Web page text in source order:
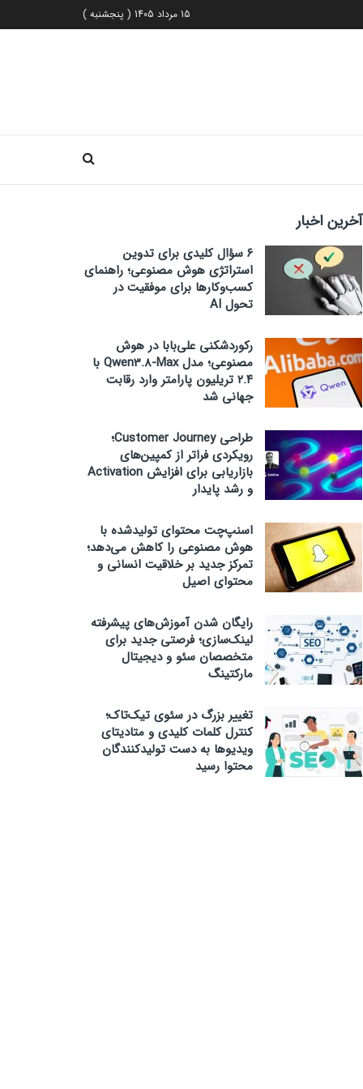
15 مرداد 1405 ( پنجشنبه )
آخرین اخبار
۶ سؤال کلیدی برای تدوین
استراتژی هوش مصنوعی؛ راهنمای
کسب‌وکارها برای موفقیت در
تحول AI
رکوردشکنی علی‌بابا در هوش
مصنوعی؛ مدل Qwen3.8-Max با
۲.۴ تریلیون پارامتر وارد رقابت
جهانی شد
طراحی Customer Journey؛
رویکردی فراتر از کمپین‌های
بازاریابی برای افزایش Activation
و رشد پایدار
اسنپ‌چت محتوای تولیدشده با
هوش مصنوعی را کاهش می‌دهد؛
تمرکز جدید بر خلاقیت انسانی و
محتوای اصیل
رایگان شدن آموزش‌های پیشرفته
لینک‌سازی؛ فرصتی جدید برای
متخصصان سئو و دیجیتال
مارکتینگ
تغییر بزرگ در سئوی تیک‌تاک؛
کنترل کلمات کلیدی و متادیتای
ویدیوها به دست تولیدکنندگان
محتوا رسید